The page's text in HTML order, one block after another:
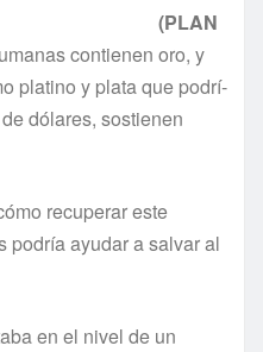
(PLAN
contienen oro, y
platino y plata que podrí­
dólares, sostienen
recuperar este
podrí­a ayudar a salvar al
en el nivel de un